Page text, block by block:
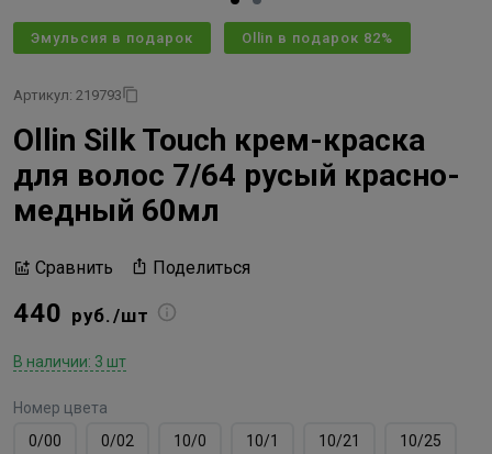
Эмульсия в подарок Ollin в подарок 82%
Артикул: 219793
Ollin Silk Touch крем-краска
для волос 7/64 русый красно-
медный 60мл
Сравнить Поделиться
440 руб./шт
В наличии: 3 шт
Номер цвета
0/00
0/02 10/0 10/1 10/21 10/25